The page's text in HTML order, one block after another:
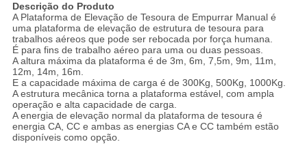
Descrição do Produto
A Plataforma de Elevação de Tesoura de Empurrar Manual é
uma plataforma de elevação de estrutura de tesoura para
trabalhos aéreos que pode ser rebocada por força humana.
É para fins de trabalho aéreo para uma ou duas pessoas.
A altura máxima da plataforma é de 3m, 6m, 7,5m, 9m, 11m,
12m, 14m, 16m.
E a capacidade máxima de carga é de 300Kg, 500Kg, 1000Kg.
A estrutura mecânica torna a plataforma estável, com ampla
operação e alta capacidade de carga.
A energia de elevação normal da plataforma de tesoura é
energia CA, CC e ambas as energias CA e CC também estão
disponíveis como opção.